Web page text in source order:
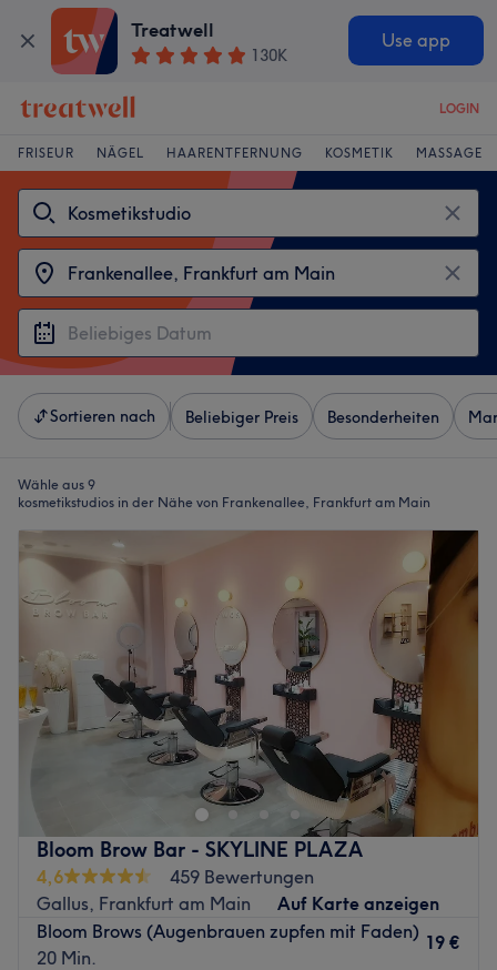
Treatwell
130K
Use app
LOGIN
FRISEUR NÄGEL HAARENTFERNUNG KOSMETIK MASSAGE
Sortieren nach Beliebiger Preis Besonderheiten
Wähle aus 9
kosmetikstudios in der Nähe von Frankenallee, Frankfurt am Main
Bloom Brow Bar - SKYLINE PLAZA
4,6
459 Bewertungen
Gallus, Frankfurt am Main
Auf Karte anzeigen
Bloom Brows (Augenbrauen zupfen mit Faden)
20 Min.
19 €